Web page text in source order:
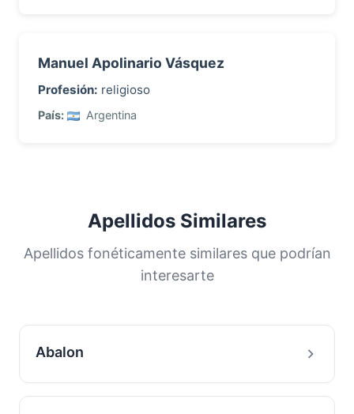
Manuel Apolinario Vásquez
Profesión: religioso
País: Argentina
Apellidos Similares
Apellidos fonéticamente similares que podrían
interesarte
Abalon